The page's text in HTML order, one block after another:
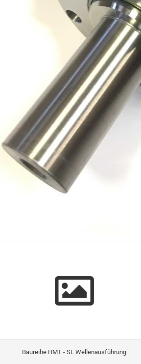
Baureihe HMT - SL Wellenausführung